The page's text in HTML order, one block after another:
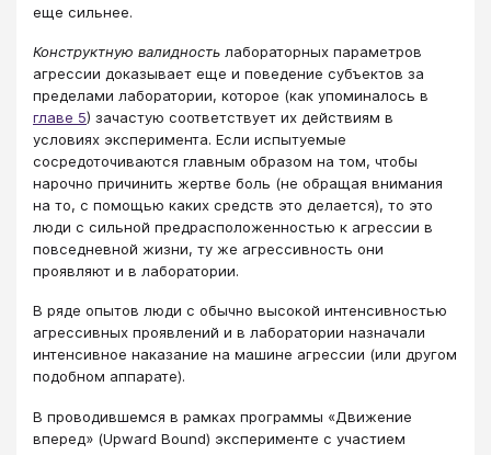
еще сильнее.
Конструктную валидность лабораторных параметров
агрессии доказывает еще и поведение субъектов за
пределами лаборатории, которое (как упоминалось в
главе 5) зачастую соответствует их действиям в
условиях эксперимента. Если испытуемые
сосредоточиваются главным образом на том, чтобы
нарочно причинить жертве боль (не обращая внимания
на то, с помощью каких средств это делается), то это
люди с сильной предрасположенностью к агрессии в
повседневной жизни, ту же агрессивность они
проявляют и в лаборатории.
В ряде опытов люди с обычно высокой интенсивностью
агрессивных проявлений и в лаборатории назначали
интенсивное наказание на машине агрессии (или другом
подобном аппарате).
В проводившемся в рамках программы «Движение
вперед» (Upward Bound) эксперименте с участием